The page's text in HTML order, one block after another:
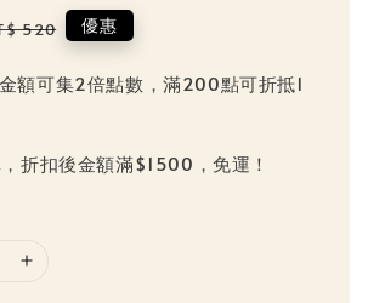
520 優惠
額可集2倍點數，滿200點可折抵1
折扣後金額滿$1500，免運！